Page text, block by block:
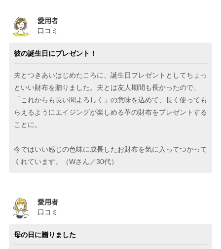
愛用者
口コミ
彼の誕生日にプレゼント！
夫とつきあいはじめたころに、誕生日プレゼントとしてちょっ
といい財布を贈りました。夫とは友人期間も長かったので、
「これからも長い間よろしく」の意味を込めて、長く使っても
らえるようにエイジングが楽しめる革の財布をプレゼントする
ことに。
今ではいい感じの色味に成長したお財布を気に入ってつかって
くれています。（Wさん／30代）
愛用者
口コミ
母の日に贈りました